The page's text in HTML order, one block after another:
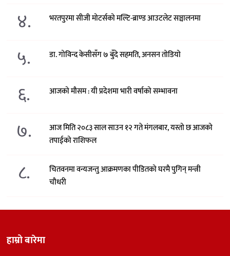
४. भरतपुरमा सीजी मोटर्सको मल्टि-ब्राण्ड आउटलेट सञ्चालनमा
५. डा. गोविन्द केसीसँग ७ बुँदे सहमति, अनसन तोडियो
६. आजको मौसम : यी प्रदेशमा भारी वर्षाको सम्भावना
७.
आज मिति २०८३ साल साउन १२ गते मंगलबार, यस्तो छ आजको
तपाईको राशिफल
८.
चितवनमा वन्यजन्तु आक्रमणका पीडितको घरमै पुगिन् मन्त्री
चौधरी
हाम्रो बारेमा